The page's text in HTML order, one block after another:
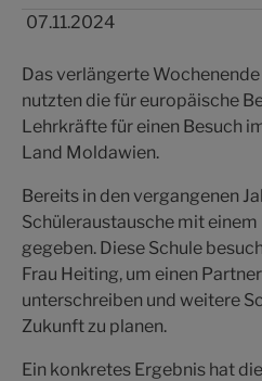
07.11.2024
Das verlängerte
nutzten die für europäische
Lehrkräfte für einen Besuch
Land Moldawien.
Bereits in den vergangenen
Schüleraustausche mit
gegeben. Diese Schule
Frau Heiting, um einen
unterschreiben und weitere
Zukunft zu planen.
Ein konkretes Ergebnis hat